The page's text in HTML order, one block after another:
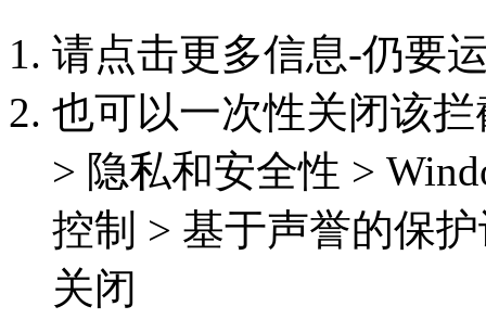
请点击更多信息-仍要
也可以一次性关闭该
> 隐私和安全性 >
控制 > 基于声誉的保
关闭